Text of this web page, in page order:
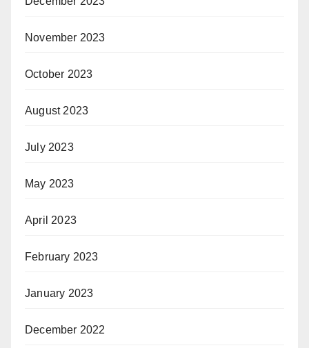
November 2023
October 2023
August 2023
July 2023
May 2023
April 2023
February 2023
January 2023
December 2022